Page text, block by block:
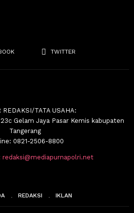
TWITTER
REDAKSI/TATA USAHA:
Gelam Jaya Pasar Kemis kabupaten
Tangerang
0821-2506-8800
redaksi@mediapurnapolri.net
REDAKSI IKLAN